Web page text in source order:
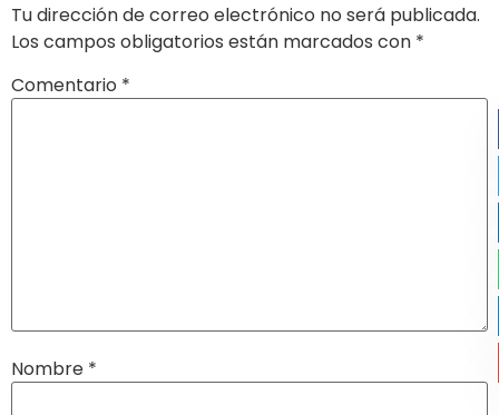
Tu dirección de correo electrónico no será publicada.
Los campos obligatorios están marcados con *
Comentario *
Nombre *